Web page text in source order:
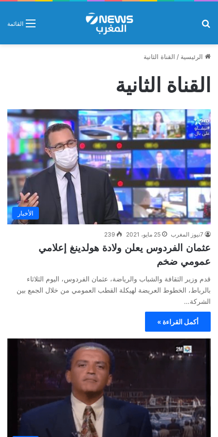
القائمة
الرئيسية / القناة الثانية
القناة الثانية
الأخبار
7نيوز المغرب 25 مايو، 2021 239
عثمان الفردوس يعلن ولادة هولدينغ إعلامي
عمومي ضخم
قدم وزير الثقافة والشباب والرياضة، عثمان الفردوس، اليوم الثلاثاء
بالرباط، الخطوط العريضة لهيكلة القطب العمومي من خلال الجمع بين
الشركة…
أكمل القراءة »